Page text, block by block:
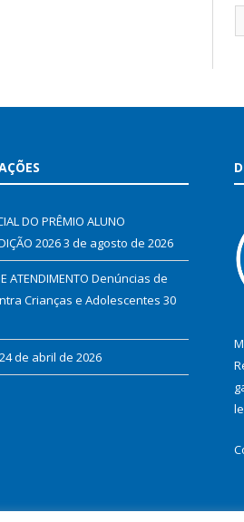
DO PRÊMIO ALUNO
20263 de agosto de 2026
ATENDIMENTO Denúncias de
Crianças e Adolescentes 30
24 de abril de 2026